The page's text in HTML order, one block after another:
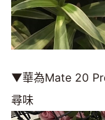
▼華為Mate 20
尋味